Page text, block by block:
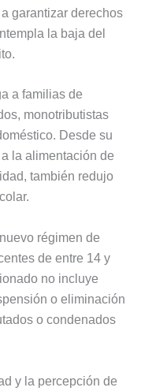
garantizar derechos
la baja del
a familias de
monotributistas
Desde su
la alimentación de
también redujo
régimen de
de entre 14 y
no incluye
o eliminación
o condenados
y la percepción de